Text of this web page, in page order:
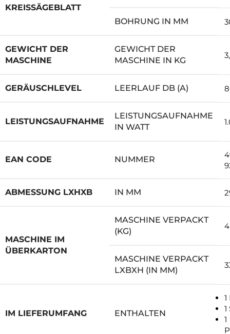
KREISSÄGEBLATT
BOHRUNG IN MM
GEWICHT DER
MASCHINE
GEWICHT DER
MASCHINE IN KG
GERÄUSCHLEVEL LEERLAUF DB (A)
LEISTUNGSAUFNAHME
LEISTUNGSAUFNAHME
IN WATT
EAN CODE NUMMER
ABMESSUNG LXHXB IN MM
MASCHINE IM
ÜBERKARTON
MASCHINE VERPACKT
(KG)
MASCHINE VERPACKT
LXBXH (IN MM)
IM LIEFERUMFANG ENTHALTEN
1